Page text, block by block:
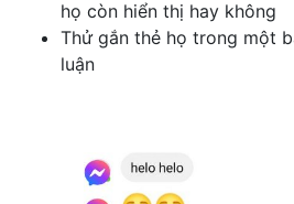
họ còn hiển thị hay không
Thử gắn thẻ họ trong một
luận